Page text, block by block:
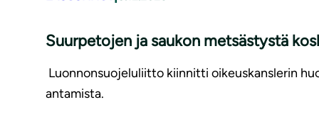
Suurpetojen ja saukon metsästystä
Luonnonsuojeluliitto kiinnitti oikeuskanslerin
antamista.